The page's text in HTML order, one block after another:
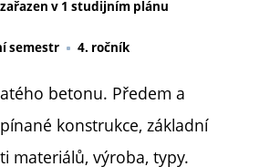
v 1 studijním plánu
semestr 4. ročník
betonu. Předem a
konstrukce, základní
materiálů, výroba, typy.